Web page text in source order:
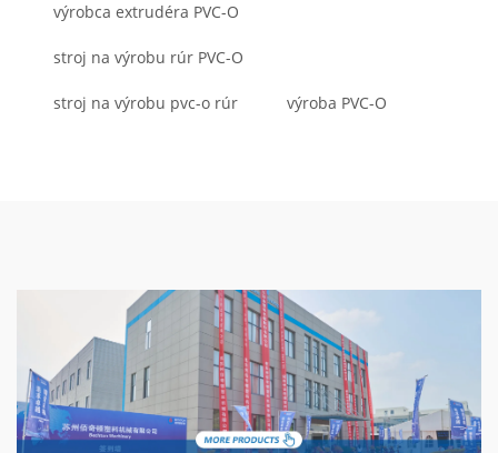
výrobca extrudéra PVC-O
stroj na výrobu rúr PVC-O
stroj na výrobu pvc-o rúr výroba PVC-O